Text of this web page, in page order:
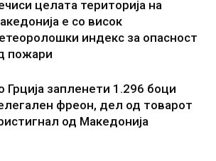
целата територија на
е со висок
индекс за опасност
пожари
Грција запленети 1.296 боци
фреон, дел од товарот
од Македонија